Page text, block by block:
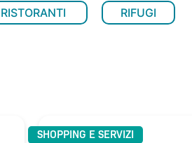
RISTORANTI RIFUGI
SHOPPING E SERVIZI